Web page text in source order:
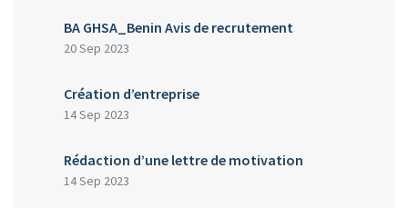
BA GHSA_Benin Avis de recrutement
20 Sep 2023
Création d’entreprise
14 Sep 2023
Rédaction d’une lettre de motivation
14 Sep 2023